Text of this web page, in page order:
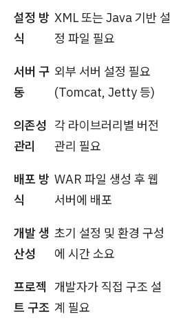
설정 방
식
XML 또는 Java 기반 설
정 파일 필요
서버 구
동
외부 서버 설정 필요
(Tomcat, Jetty 등)
의존성
관리
각 라이브러리별 버전
관리 필요
배포 방
식
WAR 파일 생성 후 웹
서버에 배포
개발 생
산성
초기 설정 및 환경 구성
에 시간 소요
프로젝
트 구조
개발자가 직접 구조 설
계 필요